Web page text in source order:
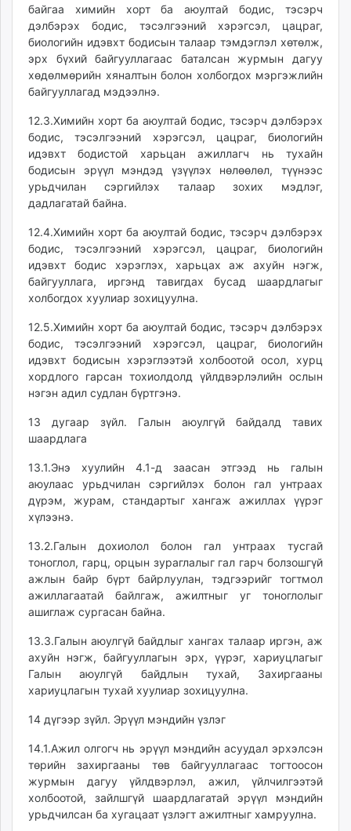
байгаа химийн хорт ба аюултай бодис, тэсэрч
дэлбэрэх бодис, тэсэлгээний хэрэгсэл, цацраг,
биологийн идэвхт бодисын талаар тэмдэглэл хөтөлж,
эрх бүхий байгууллагаас баталсан журмын дагуу
хөдөлмөрийн хяналтын болон холбогдох мэргэжлийн
байгууллагад мэдээлнэ.
12.3.Химийн хорт ба аюултай бодис, тэсэрч дэлбэрэх
бодис, тэсэлгээний хэрэгсэл, цацраг, биологийн
идэвхт бодистой харьцан ажиллагч нь тухайн
бодисын эрүүл мэндэд үзүүлэх нөлөөлөл, түүнээс
урьдчилан сэргийлэх талаар зохих мэдлэг,
дадлагатай байна.
12.4.Химийн хорт ба аюултай бодис, тэсэрч дэлбэрэх
бодис, тэсэлгээний хэрэгсэл, цацраг, биологийн
идэвхт бодис хэрэглэх, харьцах аж ахуйн нэгж,
байгууллага, иргэнд тавигдах бусад шаардлагыг
холбогдох хуулиар зохицуулна.
12.5.Химийн хорт ба аюултай бодис, тэсэрч дэлбэрэх
бодис, тэсэлгээний хэрэгсэл, цацраг, биологийн
идэвхт бодисын хэрэглээтэй холбоотой осол, хурц
хордлого гарсан тохиолдолд үйлдвэрлэлийн ослын
нэгэн адил судлан бүртгэнэ.
13 дугаар зүйл. Галын аюулгүй байдалд тавих
шаардлага
13.1.Энэ хуулийн 4.1-д заасан этгээд нь галын
аюулаас урьдчилан сэргийлэх болон гал унтраах
дүрэм, журам, стандартыг хангаж ажиллах үүрэг
хүлээнэ.
13.2.Галын дохиолол болон гал унтраах тусгай
тоноглол, гарц, орцын зураглалыг гал гарч болзошгүй
ажлын байр бүрт байрлуулан, тэдгээрийг тогтмол
ажиллагаатай байлгаж, ажилтныг уг тоноглолыг
ашиглаж сургасан байна.
13.3.Галын аюулгүй байдлыг хангах талаар иргэн, аж
ахуйн нэгж, байгууллагын эрх, үүрэг, хариуцлагыг
Галын аюулгүй байдлын тухай, Захиргааны
хариуцлагын тухай хуулиар зохицуулна.
14 дүгээр зүйл. Эрүүл мэндийн үзлэг
14.1.Ажил олгогч нь эрүүл мэндийн асуудал эрхэлсэн
төрийн захиргааны төв байгууллагаас тогтоосон
журмын дагуу үйлдвэрлэл, ажил, үйлчилгээтэй
холбоотой, зайлшгүй шаардлагатай эрүүл мэндийн
урьдчилсан ба хугацаат үзлэгт ажилтныг хамруулна.